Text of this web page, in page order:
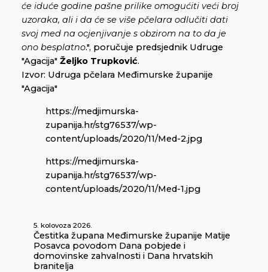
će iduće godine pašne prilike omogućiti veći broj
uzoraka, ali i da će se više pčelara odlučiti dati
svoj med na ocjenjivanje s obzirom na to da je
ono besplatno.", poručuje predsjednik Udruge
"Agacija" Željko Trupković.
Izvor: Udruga pčelara Međimurske županije
"Agacija"
https://medjimurska-
zupanija.hr/stg76537/wp-
content/uploads/2020/11/Med-2.jpg
https://medjimurska-
zupanija.hr/stg76537/wp-
content/uploads/2020/11/Med-1.jpg
5. kolovoza 2026.
Čestitka župana Međimurske županije Matije
Posavca povodom Dana pobjede i
domovinske zahvalnosti i Dana hrvatskih
branitelja